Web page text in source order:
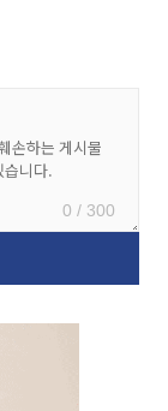
0 / 300